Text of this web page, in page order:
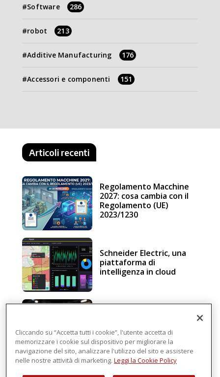
Software 286
robot 213
Additive Manufacturing 176
Accessori e componenti 151
Articoli recenti
Regolamento Macchine
2027: cosa cambia con il
Regolamento (UE)
2023/1230
Schneider Electric, una
piattaforma di
intelligenza in cloud
Regolamento macchine
Cliccando su “Accetta tutti i cookie”, l'utente accetta di
memorizzare i cookie sul dispositivo per migliorare la
navigazione del sito, analizzare l'utilizzo del sito e assistere
nelle nostre attività di marketing. Leggi la Cookie Policy